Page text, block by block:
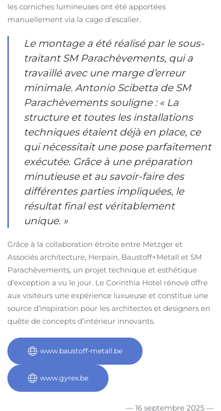
les corniches lumineuses ont été apportées
manuellement via la cage d’escalier.
Le montage a été réalisé par le sous-
traitant SM Parachèvements, qui a
travaillé avec une marge d’erreur
minimale. Antonio Scibetta de SM
Parachèvements souligne : « La
structure et toutes les installations
techniques étaient déjà en place, ce
qui nécessitait une pose parfaitement
exécutée. Grâce à une préparation
minutieuse et au savoir-faire des
différentes parties impliquées, le
résultat final est véritablement
unique. »
Grâce à la collaboration étroite entre Metzger et
Associés architecture, Herpain, Baustoff+Metall et SM
Parachèvements, un projet technique et esthétique
d’exception a vu le jour. Le Corinthia Hotel rénové offre
aux visiteurs une expérience luxueuse et constitue une
source d’inspiration pour les architectes et designers en
quête de concepts d’intérieur innovants.
www.baustoff-metall.be
www.gyrex.be
— 16 septembre 2025 —